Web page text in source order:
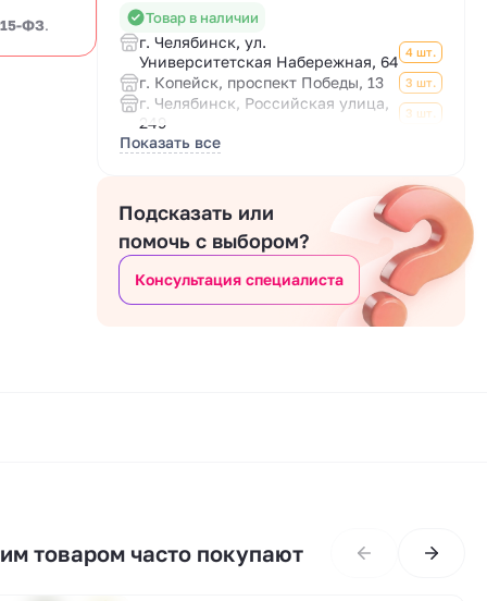
ФЗ. Товар в наличии
г. Челябинск, ул.
Университетская Набережная, 64
4 шт.
г. Копейск, проспект Победы, 13 3 шт.
г. Челябинск, Российская улица,
249
3 шт.
Показать все
Подсказать или
помочь с выбором?
Консультация специалиста
товаром часто покупают